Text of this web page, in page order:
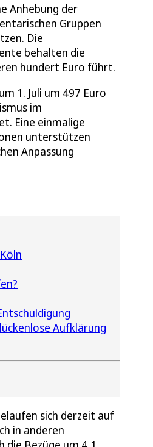
Anhebung der
Gruppen
Die
behalten die
hundert Euro führt.
1. Juli um 497 Euro
im
Eine einmalige
unterstützen
Anpassung
Aufklärung
sich derzeit auf
in anderen